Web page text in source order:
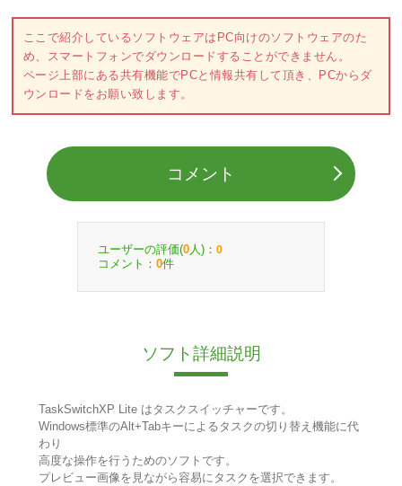
ここで紹介しているソフトウェアはPC向けのソフトウェアのた
め、スマートフォンでダウンロードすることができません。
ページ上部にある共有機能でPCと情報共有して頂き、PCからダ
ウンロードをお願い致します。
コメント
ユーザーの評価(0 人)： 0
コメント： 0件
ソフト詳細説明
TaskSwitchXP Lite はタスクスイッチャーです。
Windows標準のAlt+Tabキーによるタスクの切り替え機能に代
わり
高度な操作を行うためのソフトです。
プレビュー画像を見ながら容易にタスクを選択できます。